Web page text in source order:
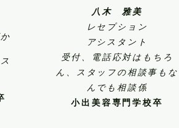
八木 雅美
レセプション
​アシスタント
​受付、電話応対はもちろ
ん、スタッフの相談事もな
んでも相談係
小出美容専門学校卒